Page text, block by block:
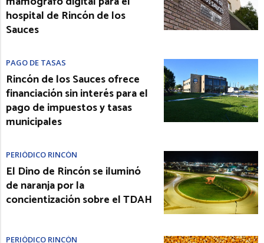
hospital de Rincón de los
Sauces
PAGO DE TASAS
Rincón de los Sauces ofrece
financiación sin interés para el
pago de impuestos y tasas
municipales
PERIÓDICO RINCÓN
El Dino de Rincón se iluminó
de naranja por la
concientización sobre el TDAH
PERIÓDICO RINCÓN